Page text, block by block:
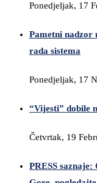
Ponedjeljak, 17
Pametni nadzor
rada sistema
Ponedjeljak, 17
“Vijesti” dobile
Četvrtak, 19
PRESS